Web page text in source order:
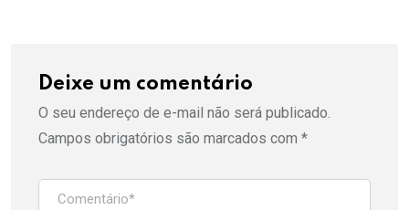
Deixe um comentário
O seu endereço de e-mail não será publicado.
Campos obrigatórios são marcados com *